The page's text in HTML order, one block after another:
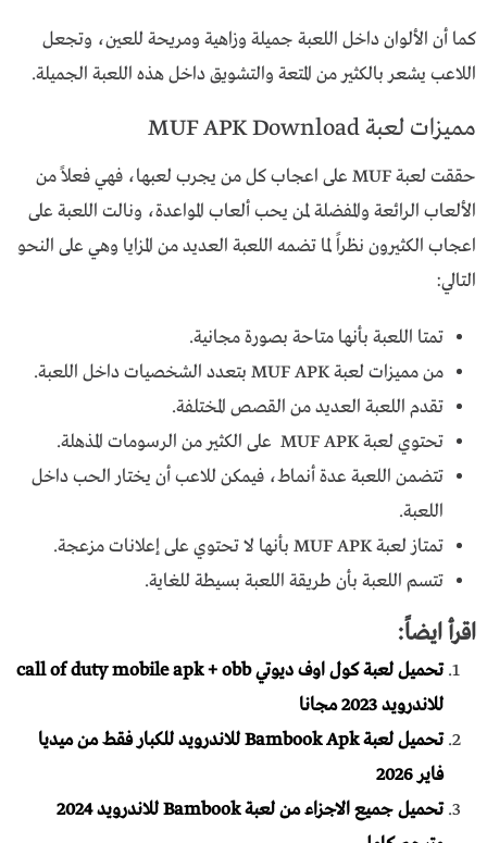
كما أن الألوان داخل اللعبة جميلة وزاهية ومريحة للعين، وتجعل
اللاعب يشعر بالكثير من المتعة والتشويق داخل هذه اللعبة الجميلة.
مميزات لعبة MUF APK Download
حققت لعبة MUF على اعجاب كل من يجرب لعبها، فهي فعلاً من
الألعاب الرائعة والمفضلة لمن يحب ألعاب المواعدة، ونالت اللعبة على
اعجاب الكثيرون نظراً لما تضمه اللعبة العديد من المزايا وهي على النحو
التالي:
تمتا اللعبة بأنها متاحة بصورة مجانية.
من مميزات لعبة MUF APK بتعدد الشخصيات داخل اللعبة.
تقدم اللعبة العديد من القصص المختلفة.
تحتوي لعبة MUF APK على الكثير من الرسومات المذهلة.
تتضمن اللعبة عدة أنماط، فيمكن للاعب أن يختار الحب داخل
اللعبة.
تمتاز لعبة MUF APK بأنها لا تحتوي على إعلانات مزعجة.
تتسم اللعبة بأن طريقة اللعبة بسيطة للغاية.
اقرأ ايضاً:
تحميل لعبة كول اوف ديوتي call of duty mobile apk + obb
للاندرويد 2023 مجانا
تحميل لعبة Bambook Apk للاندرويد للكبار فقط من ميديا
فاير 2026
تحميل جميع الاجزاء من لعبة Bambook للاندرويد 2024